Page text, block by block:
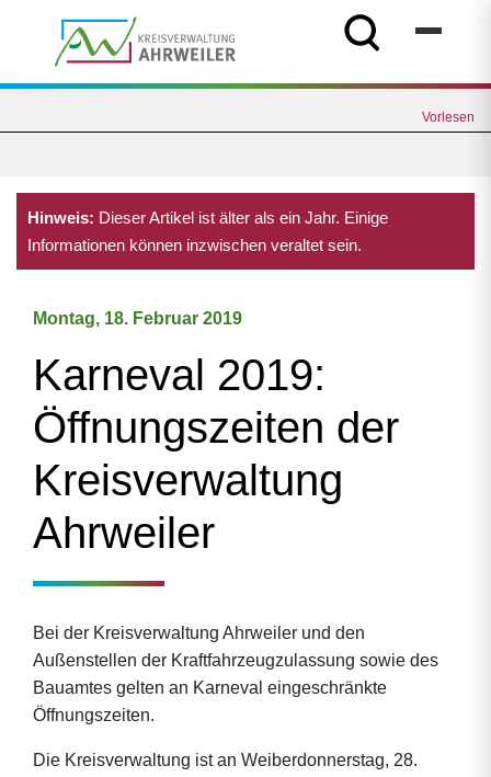
Vorlesen
Hinweis: Dieser Artikel ist älter als ein Jahr. Einige
Informationen können inzwischen veraltet sein.
Montag, 18. Februar 2019
Karneval 2019:
Öffnungszeiten der
Kreisverwaltung
Ahrweiler
Bei der Kreisverwaltung Ahrweiler und den
Außenstellen der Kraftfahrzeugzulassung sowie des
Bauamtes gelten an Karneval eingeschränkte
Öffnungszeiten.
Die Kreisverwaltung ist an Weiberdonnerstag, 28.